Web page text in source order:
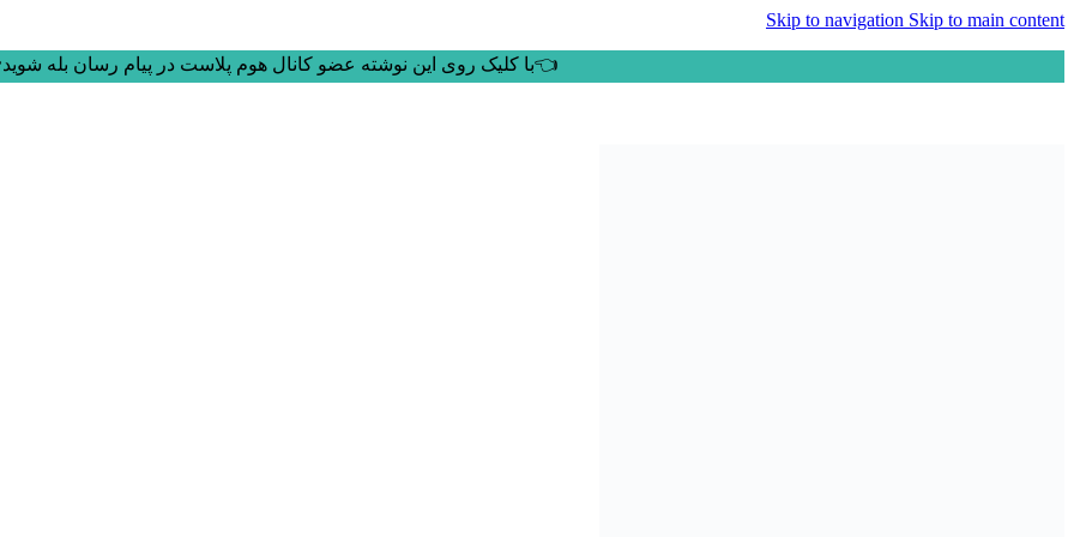
Skip to navigation Skip to main content
👈با کلیک روی این نوشته عضو کانال هوم پلاست در پیام رسان بله